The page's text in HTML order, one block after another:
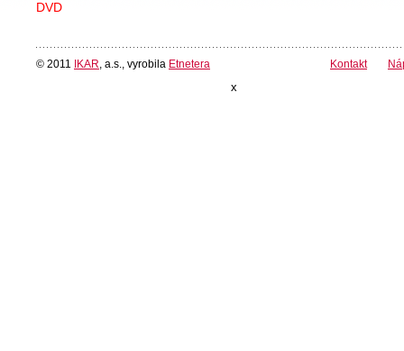
DVD
© 2011 IKAR , a.s., vyrobila Etnetera Kontakt
x